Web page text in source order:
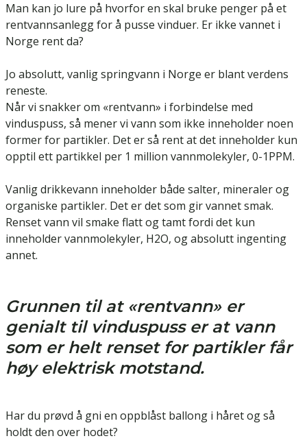
Man kan jo lure på hvorfor en skal bruke penger på et
rentvannsanlegg for å pusse vinduer. Er ikke vannet i
Norge rent da?
Jo absolutt, vanlig springvann i Norge er blant verdens
reneste.
Når vi snakker om «rentvann» i forbindelse med
vinduspuss, så mener vi vann som ikke inneholder noen
former for partikler. Det er så rent at det inneholder kun
opptil ett partikkel per 1 million vannmolekyler, 0-1PPM.
Vanlig drikkevann inneholder både salter, mineraler og
organiske partikler. Det er det som gir vannet smak.
Renset vann vil smake flatt og tamt fordi det kun
inneholder vannmolekyler, H2O, og absolutt ingenting
annet.
Grunnen til at «rentvann» er
genialt til vinduspuss er at vann
som er helt renset for partikler får
høy elektrisk motstand.
Har du prøvd å gni en oppblåst ballong i håret og så
holdt den over hodet?